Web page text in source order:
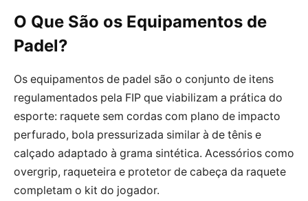
O Que São os Equipamentos de
Padel?
Os equipamentos de padel são o conjunto de itens
regulamentados pela FIP que viabilizam a prática do
esporte: raquete sem cordas com plano de impacto
perfurado, bola pressurizada similar à de tênis e
calçado adaptado à grama sintética. Acessórios como
overgrip, raqueteira e protetor de cabeça da raquete
completam o kit do jogador.